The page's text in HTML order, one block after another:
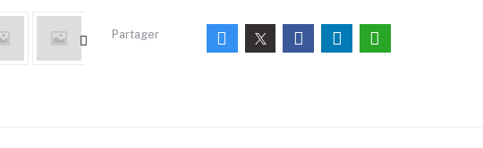
Partager